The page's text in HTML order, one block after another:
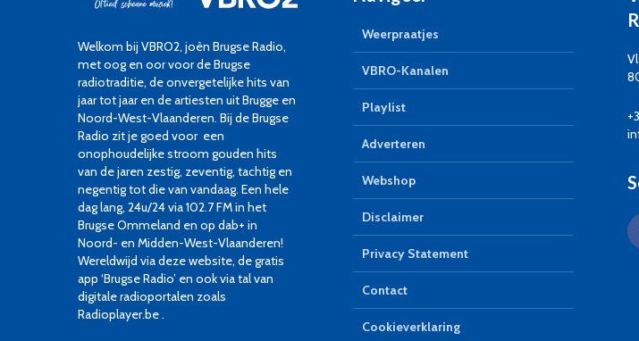
Welkom bij VBRO2, joèn Brugse Radio,
met oog en oor voor de Brugse
radiotraditie, de onvergetelijke hits van
jaar tot jaar en de artiesten uit Brugge en
Noord-West-Vlaanderen. Bij de Brugse
Radio zit je goed voor een
onophoudelijke stroom gouden hits
van de jaren zestig, zeventig, tachtig en
negentig tot die van vandaag. Een hele
dag lang, 24u/24 via 102.7 FM in het
Brugse Ommeland en op dab+ in
Noord- en Midden-West-Vlaanderen!
Wereldwijd via deze website, de gratis
app ‘Brugse Radio’ en ook via tal van
digitale radioportalen zoals
Radioplayer.be .
Weerpraatjes
VBRO-Kanalen
Playlist
Adverteren
Webshop
Disclaimer
Privacy Statement
Contact
Cookieverklaring